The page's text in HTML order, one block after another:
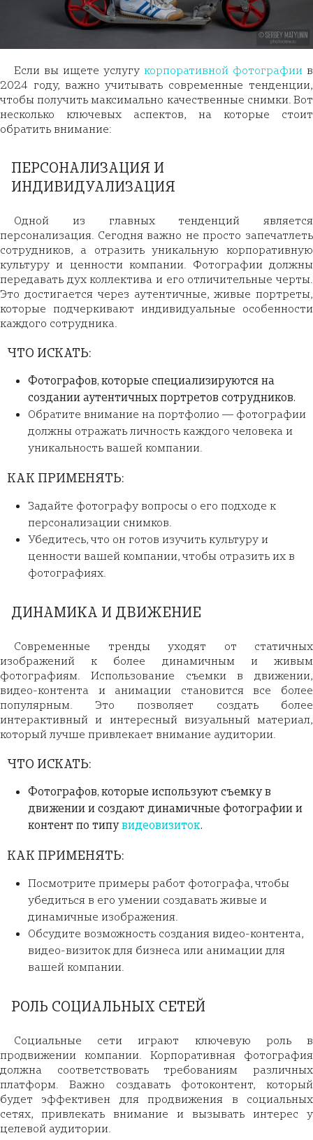
Если вы ищете услугу корпоративной фотографии в
2024 году, важно учитывать современные тенденции,
чтобы получить максимально качественные снимки. Вот
несколько ключевых аспектов, на которые стоит
обратить внимание:
ПЕРСОНАЛИЗАЦИЯ И
ИНДИВИДУАЛИЗАЦИЯ
Одной из главных тенденций является
персонализация. Сегодня важно не просто запечатлеть
сотрудников, а отразить уникальную корпоративную
культуру и ценности компании. Фотографии должны
передавать дух коллектива и его отличительные черты.
Это достигается через аутентичные, живые портреты,
которые подчеркивают индивидуальные особенности
каждого сотрудника.
ЧТО ИСКАТЬ:
Фотографов, которые специализируются на
создании аутентичных портретов сотрудников.
Обратите внимание на портфолио — фотографии
должны отражать личность каждого человека и
уникальность вашей компании.
КАК ПРИМЕНЯТЬ:
Задайте фотографу вопросы о его подходе к
персонализации снимков.
Убедитесь, что он готов изучить культуру и
ценности вашей компании, чтобы отразить их в
фотографиях.
ДИНАМИКА И ДВИЖЕНИЕ
Современные тренды уходят от статичных
изображений к более динамичным и живым
фотографиям. Использование съемки в движении,
видео-контента и анимации становится все более
популярным. Это позволяет создать более
интерактивный и интересный визуальный материал,
который лучше привлекает внимание аудитории.
ЧТО ИСКАТЬ:
Фотографов, которые используют съемку в
движении и создают динамичные фотографии и
контент по типувидеовизиток.
КАК ПРИМЕНЯТЬ:
Посмотрите примеры работ фотографа, чтобы
убедиться в его умении создавать живые и
динамичные изображения.
Обсудите возможность создания видео-контента,
видео-визиток для бизнеса или анимации для
вашей компании.
РОЛЬ СОЦИАЛЬНЫХ СЕТЕЙ
Социальные сети играют ключевую роль в
продвижении компании. Корпоративная фотография
должна соответствовать требованиям различных
платформ. Важно создавать фотоконтент, который
будет эффективен для продвижения в социальных
сетях, привлекать внимание и вызывать интерес у
целевой аудитории.